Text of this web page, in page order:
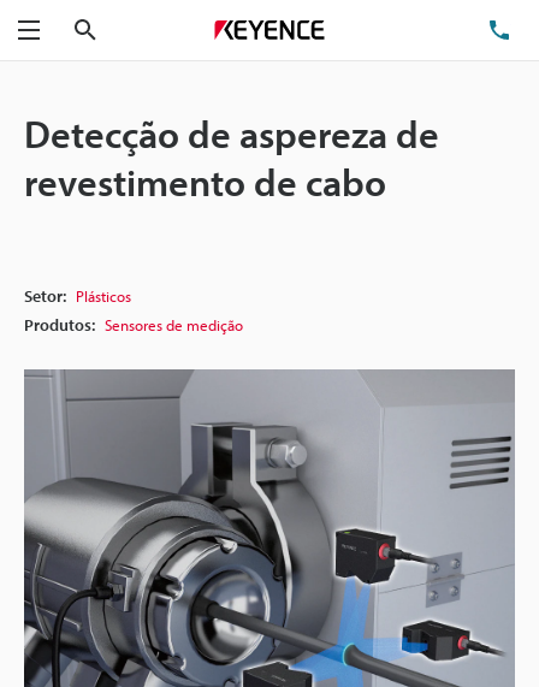
Menu
Detecção de aspereza de
revestimento de cabo
Setor: Plásticos
Produtos: Sensores de medição